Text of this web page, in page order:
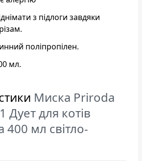
з підлоги завдяки
поліпропілен.
мл.
Миска Priroda
для котів
400 мл світло-